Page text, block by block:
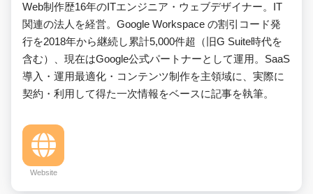
Web制作歴16年のITエンジニア・ウェブデザイナー。IT
関連の法人を経営。Google Workspace の割引コード発
行を2018年から継続し累計5,000件超（旧G Suite時代を
含む）、現在はGoogle公式パートナーとして運用。SaaS
導入・運用最適化・コンテンツ制作を主領域に、実際に
契約・利用して得た一次情報をベースに記事を執筆。
Website